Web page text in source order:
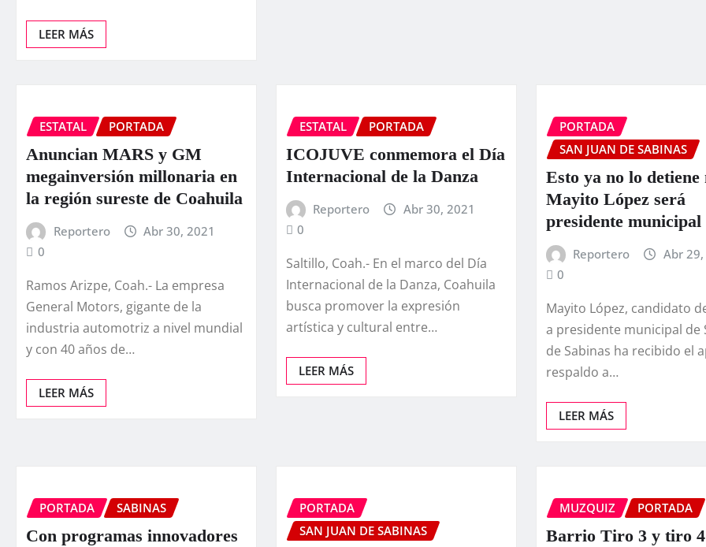
LEER MÁS
ESTATAL PORTADA
Anuncian MARS y GM
megainversión millonaria en
la región sureste de Coahuila
Reportero
Abr 30, 2021
0
Ramos Arizpe, Coah.- La empresa
General Motors, gigante de la
industria automotriz a nivel mundial
y con 40 años de…
LEER MÁS
ESTATAL PORTADA
ICOJUVE conmemora el Día
Internacional de la Danza
Reportero
Abr 30, 2021
0
Saltillo, Coah.- En el marco del Día
Internacional de la Danza, Coahuila
busca promover la expresión
artística y cultural entre…
LEER MÁS
PORTADA
SAN JUAN DE SABINAS
Esto ya no lo detiene
Mayito López será
presidente municipal
Reportero
Abr 29,
0
Mayito López, candidato
a presidente municipal de
de Sabinas ha recibido el
respaldo a…
LEER MÁS
PORTADA SABINAS
Con programas innovadores
PORTADA
SAN JUAN DE SABINAS
MUZQUIZ PORTADA
Barrio Tiro 3 y tiro 4